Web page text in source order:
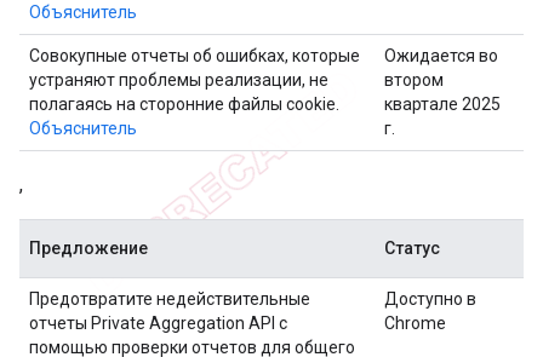
Объяснитель
Совокупные отчеты об ошибках, которые
устраняют проблемы реализации, не
полагаясь на сторонние файлы cookie.
Объяснитель
Ожидается во
втором
квартале 2025
г.
,
Предложение Статус
Предотвратите недействительные
отчеты Private Aggregation API с
помощью проверки отчетов для общего
Доступно в
Chrome